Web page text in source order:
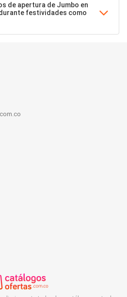
de apertura de Jumbo en
festividades como